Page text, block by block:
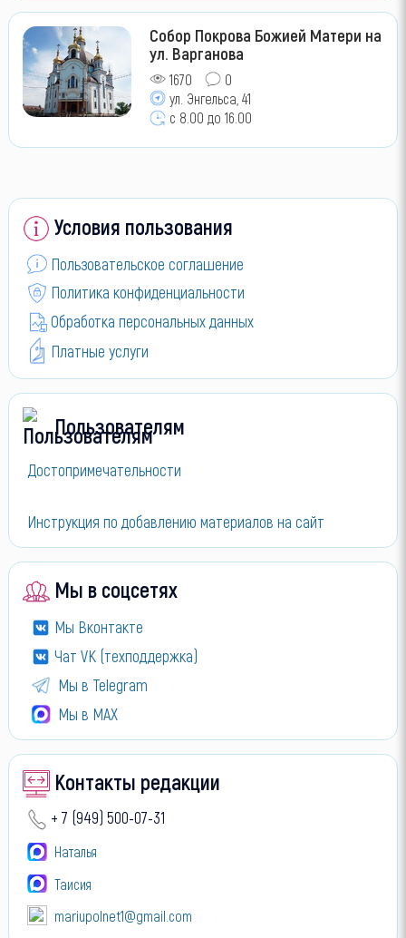
Собор Покрова Божией Матери на
ул. Варганова
1670
0
ул. Энгельса, 41
с 8.00 до 16.00
Условия пользования
Пользовательское соглашение
Политика конфиденциальности
Обработка персональных данных
Платные услуги
Пользователям
Достопримечательности
Инструкция по добавлению материалов на сайт
Мы в соцсетях
Мы Вконтакте
Чат VK (техподдержка)
Мы в Telegram
Мы в МАХ
Контакты редакции
+ 7 (949) 500-07-31
Наталья
Таисия
mariupolnet1@gmail.com